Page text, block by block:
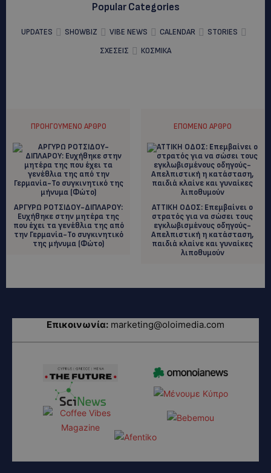
Popular Categories
UPDATES SHOWBIZ VIBE NEWS CALENDAR
STORIES
ΣΧΕΣΕΙΣ
ΚΟΣΜΙΚΑ
ΠΡΟΗΓΟΎΜΕΝΟ ΆΡΘΡΟ
ΑΡΓΥΡΩ ΡΟΤΣΙΔΟΥ-ΔΙΠΛΑΡΟΥ:
Ευχήθηκε στην μητέρα της
που έχει τα γενέθλια της από
την Γερμανία-Το συγκινητικό
της μήνυμα (Φώτο)
ΕΠΌΜΕΝΟ ΆΡΘΡΟ
ΑΤΤΙΚΗ ΟΔΟΣ: Επεμβαίνει ο
στρατός για να σώσει τους
εγκλωβισμένους οδηγούς-
Απελπιστική η κατάσταση,
παιδιά κλαίνε και γυναίκες
λιποθυμούν
Επικοινωνία: marketing@oloimedia.com